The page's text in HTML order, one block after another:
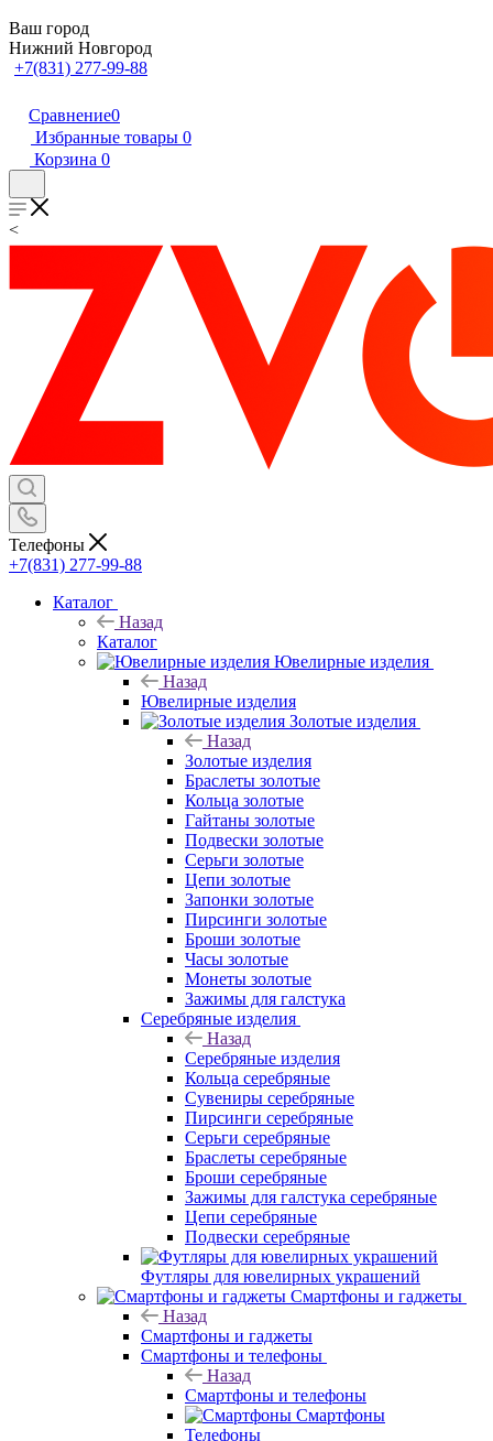
Ваш город
Нижний Новгород
+7(831) 277-99-88
Сравнение0
Избранные товары 0
Корзина 0
<
Телефоны
+7(831) 277-99-88
Каталог
Назад
Каталог
Ювелирные изделия
Назад
Ювелирные изделия
Золотые изделия
Назад
Золотые изделия
Браслеты золотые
Кольца золотые
Гайтаны золотые
Подвески золотые
Серьги золотые
Цепи золотые
Запонки золотые
Пирсинги золотые
Броши золотые
Часы золотые
Монеты золотые
Зажимы для галстука
Серебряные изделия
Назад
Серебряные изделия
Кольца серебряные
Сувениры серебряные
Пирсинги серебряные
Серьги серебряные
Браслеты серебряные
Броши серебряные
Зажимы для галстука серебряные
Цепи серебряные
Подвески серебряные
Футляры для ювелирных украшений
Смартфоны и гаджеты
Назад
Смартфоны и гаджеты
Смартфоны и телефоны
Назад
Смартфоны и телефоны
Смартфоны
Телефоны